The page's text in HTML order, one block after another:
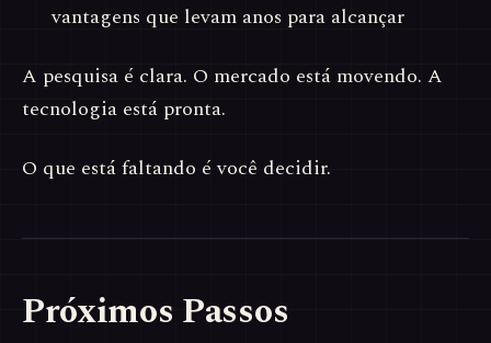
vantagens que levam anos para alcançar
A pesquisa é clara. O mercado está movendo. A
tecnologia está pronta.
O que está faltando é você decidir.
Próximos Passos